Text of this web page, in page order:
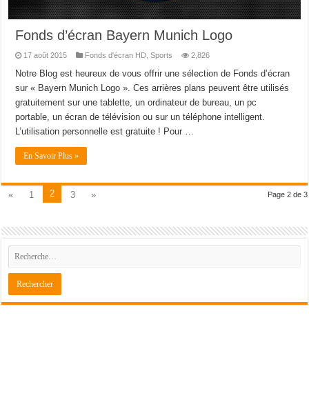
Fonds d’écran Bayern Munich Logo
17 août 2015 Fonds d'écran HD ,Sports 2,826
Notre Blog est heureux de vous offrir une sélection de Fonds d’écran
sur « Bayern Munich Logo ». Ces arrières plans peuvent être utilisés
gratuitement sur une tablette, un ordinateur de bureau, un pc
portable, un écran de télévision ou sur un téléphone intelligent.
L’utilisation personnelle est gratuite ! Pour …
En Savoir Plus »
Page 2 de 3
« 1 2 3 »